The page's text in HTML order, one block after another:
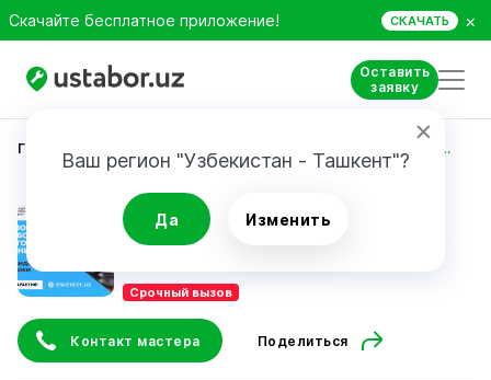
Скачайте бесплатное приложение! СКАЧАТЬ ×
Оставить
заявку
Ваш регион "Узбекистан - Ташкент"?
Да Изменить
Главная Ремонт техники Единый сервисный центр
Единый сервисный центр
Срочный вызов
Контакт мастера Поделиться